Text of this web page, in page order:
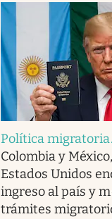
Política migratoria.
Colombia y
Estados Unidos
ingreso al país y
trámites